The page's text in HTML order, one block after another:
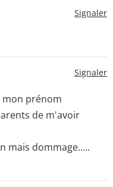
Signaler
Signaler
mon prénom
de m'avoir
mais dommage.....